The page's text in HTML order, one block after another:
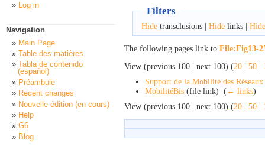
Filters
Hidetransclusions | Hidelinks | Hide
The following pages link to File:Fig13-
View (previous 100 | next 100) (20 | 50 |
Support de la Mobilité des Réseaux
MobilitéBis (file link) ‎ ( ← links)
View (previous 100 | next 100) (20 | 50 |
Log in
Navigation
Main Page
Table des matières
Tabla de contenido
(español)
Préambule
Recent changes
Nouvelle édition (en cours)
Help
G6
Blog